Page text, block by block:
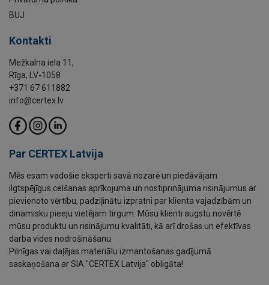
BUJ
Kontakti
Mežkalna iela 11,
Rīga, LV-1058
+371 67 611882
info@certex.lv
Par CERTEX Latvija
Mēs esam vadošie eksperti savā nozarē un piedāvājam
ilgtspējīgus celšanas aprīkojuma un nostiprinājuma risinājumus ar
pievienoto vērtību, padziļinātu izpratni par klienta vajadzībām un
dinamisku pieeju vietējam tirgum. Mūsu klienti augstu novērtē
mūsu produktu un risinājumu kvalitāti, kā arī drošas un efektīvas
darba vides nodrošināšanu.
Pilnīgas vai daļējas materiālu izmantošanas gadījumā
saskaņošana ar SIA "CERTEX Latvija" obligāta!